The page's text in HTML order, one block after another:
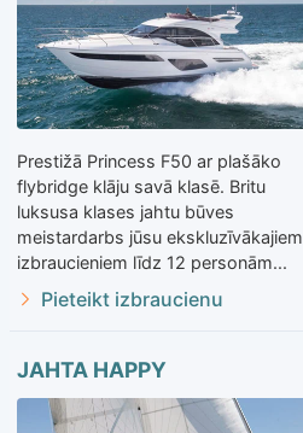
Prestižā Princess F50 ar plašāko
flybridge klāju savā klasē. Britu
luksusa klases jahtu būves
meistardarbs jūsu ekskluzīvākajiem
izbraucieniem līdz 12 personām...
Pieteikt izbraucienu
JAHTA HAPPY